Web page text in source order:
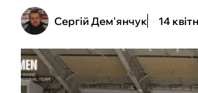
Сергій Дем'янчук 14